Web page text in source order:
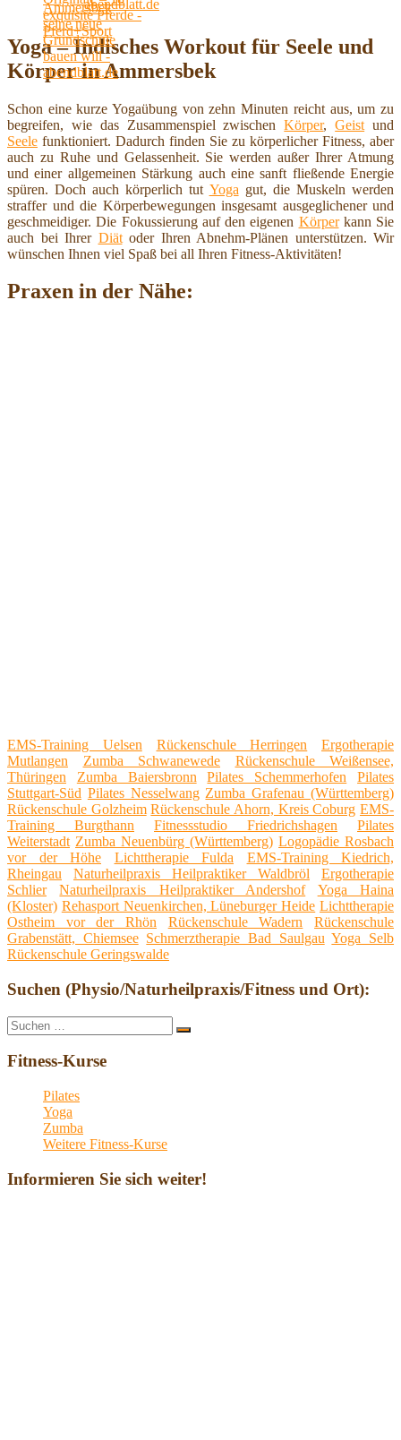
abendblatt.de
Yoga – Indisches Workout für Seele und
Körper in Ammersbek
Schon eine kurze Yogaübung von zehn Minuten reicht aus, um zu
begreifen, wie das Zusammenspiel zwischenKörper,Geist und
Seele funktioniert. Dadurch finden Sie zu körperlicher Fitness, aber
auch zu Ruhe und Gelassenheit. Sie werden außer Ihrer Atmung
und einer allgemeinen Stärkung auch eine sanft fließende Energie
spüren. Doch auch körperlich tut Yoga gut, die Muskeln werden
straffer und die Körperbewegungen insgesamt ausgeglichener und
geschmeidiger. Die Fokussierung auf den eigenen Körperkann Sie
auch bei Ihrer Diätoder Ihren Abnehm-Plänen unterstützen. Wir
wünschen Ihnen viel Spaß bei all Ihren Fitness-Aktivitäten!
Praxen in der Nähe:
EMS-Training Uelsen Rückenschule Herringen
Ergotherapie
Mutlangen
Zumba Schwanewede
Rückenschule Weißensee,
Thüringen
Zumba Baiersbronn Pilates Schemmerhofen
Pilates
Stuttgart-Süd Pilates Nesselwang Zumba Grafenau (Württemberg)
Rückenschule Golzheim Rückenschule Ahorn, Kreis Coburg EMS-
Training Burgthann
Fitnessstudio Friedrichshagen
Pilates
Weiterstadt Zumba Neuenbürg (Württemberg) Logopädie Rosbach
vor der Höhe
Lichttherapie Fulda
EMS-Training Kiedrich,
Rheingau
Naturheilpraxis Heilpraktiker Waldbröl
Ergotherapie
Schlier
Naturheilpraxis Heilpraktiker Andershof
Yoga Haina
(Kloster) Rehasport Neuenkirchen, Lüneburger Heide Lichttherapie
Ostheim vor der Rhön
Rückenschule Wadern
Rückenschule
Grabenstätt, Chiemsee Schmerztherapie Bad Saulgau Yoga Selb
Rückenschule Geringswalde
Suchen (Physio/Naturheilpraxis/Fitness und Ort):
Suche
nach:
Suchen
Fitness-Kurse
Pilates
Yoga
Zumba
Weitere Fitness-Kurse
Informieren Sie sich weiter!